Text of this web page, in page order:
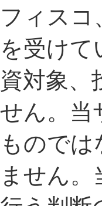
フィスコ
を受けて
資対象、
せん。当
もので
ません